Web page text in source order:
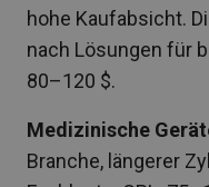
hohe Kaufabsicht.
nach Lösungen für
80–120 $.
Medizinische
Branche, längerer